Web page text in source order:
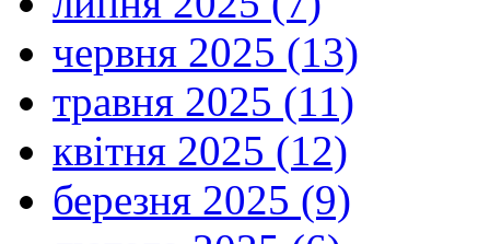
червня 2025 (13)
травня 2025 (11)
квітня 2025 (12)
березня 2025 (9)